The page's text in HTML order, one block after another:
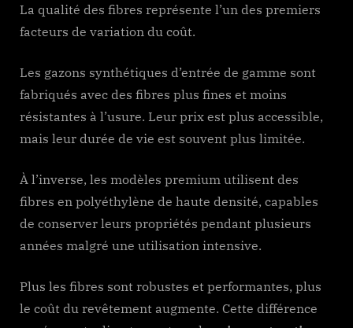
La qualité des fibres représente l’un des premiers
facteurs de variation du coût.
Les gazons synthétiques d’entrée de gamme sont
fabriqués avec des fibres plus fines et moins
résistantes à l’usure. Leur prix est plus accessible,
mais leur durée de vie est souvent plus limitée.
À l’inverse, les modèles premium utilisent des
fibres en polyéthylène de haute densité, capables
de conserver leurs propriétés pendant plusieurs
années malgré une utilisation intensive.
Plus les fibres sont robustes et performantes, plus
le coût du revêtement augmente. Cette différence